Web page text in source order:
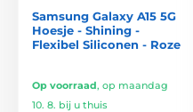
Samsung Galaxy A15 5G
Hoesje - Shining -
Flexibel Siliconen - Roze
Op voorraad, op maandag
10. 8. bij u thuis